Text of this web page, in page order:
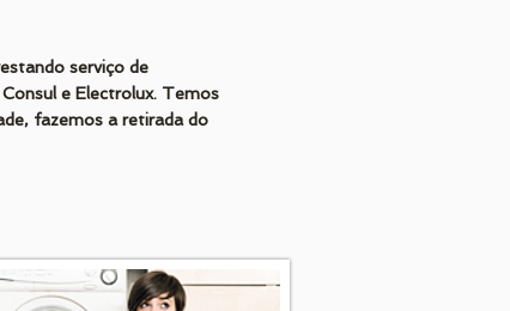
serviço de
e Electrolux. Temos
fazemos a retirada do